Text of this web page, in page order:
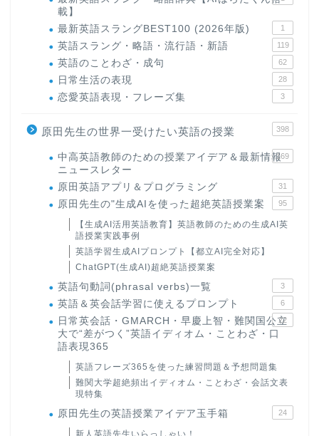
載】
最新英語スラングBEST100 (2026年版) 1
英語スラング・略語・流行語・新語 119
英語のことわざ・成句 62
日常生活の表現 28
恋愛英語表現・フレーズ集 3
原田先生の世界一受けたい英語の授業 398
中高英語教師のための授業アイデア＆最新情報
ニュースレター
169
原田英語アプリ＆プログラミング 31
原田先生の"生成AIを使った超絶英語授業案 95
【生成AI活用英語教育】英語教師のための生成AI英
語授業実践事例
英語学習生成AIプロンプト【都立AI完全対応】
ChatGPT(生成AI)超絶英語授業案
英語句動詞(phrasal verbs)一覧 3
英語＆英会話学習に使えるプロンプト 6
日常英会話・GMARCH・早慶上智・難関国公立
大で“差がつく”英語イディオム・ことわざ・口
語表現365
22
英語フレーズ365を使った練習問題＆予想問題集
難関大学超絶頻出イディオム・ことわざ・会話文表
現特集
原田先生の英語授業アイデア玉手箱 24
新人英語先生いらっしゃい！